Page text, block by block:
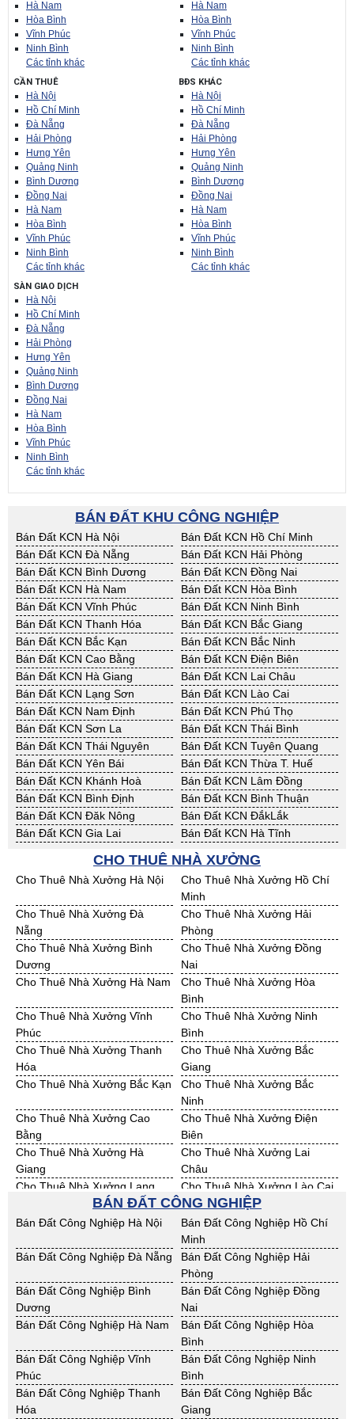
Hà Nam
Hòa Bình
Vĩnh Phúc
Ninh Bình
Các tỉnh khác
Hà Nam
Hòa Bình
Vĩnh Phúc
Ninh Bình
Các tỉnh khác
CẦN THUÊ
Hà Nội
Hồ Chí Minh
Đà Nẵng
Hải Phòng
Hưng Yên
Quảng Ninh
Bình Dương
Đồng Nai
Hà Nam
Hòa Bình
Vĩnh Phúc
Ninh Bình
Các tỉnh khác
BĐS KHÁC
Hà Nội
Hồ Chí Minh
Đà Nẵng
Hải Phòng
Hưng Yên
Quảng Ninh
Bình Dương
Đồng Nai
Hà Nam
Hòa Bình
Vĩnh Phúc
Ninh Bình
Các tỉnh khác
SÀN GIAO DỊCH
Hà Nội
Hồ Chí Minh
Đà Nẵng
Hải Phòng
Hưng Yên
Quảng Ninh
Bình Dương
Đồng Nai
Hà Nam
Hòa Bình
Vĩnh Phúc
Ninh Bình
Các tỉnh khác
BÁN ĐẤT KHU CÔNG NGHIỆP
Bán Đất KCN Hà Nội
Bán Đất KCN Hồ Chí Minh
Bán Đất KCN Đà Nẵng
Bán Đất KCN Hải Phòng
Bán Đất KCN Bình Dương
Bán Đất KCN Đồng Nai
Bán Đất KCN Hà Nam
Bán Đất KCN Hòa Bình
Bán Đất KCN Vĩnh Phúc
Bán Đất KCN Ninh Bình
Bán Đất KCN Thanh Hóa
Bán Đất KCN Bắc Giang
Bán Đất KCN Bắc Kạn
Bán Đất KCN Bắc Ninh
Bán Đất KCN Cao Bằng
Bán Đất KCN Điện Biên
Bán Đất KCN Hà Giang
Bán Đất KCN Lai Châu
Bán Đất KCN Lạng Sơn
Bán Đất KCN Lào Cai
Bán Đất KCN Nam Định
Bán Đất KCN Phú Thọ
Bán Đất KCN Sơn La
Bán Đất KCN Thái Bình
Bán Đất KCN Thái Nguyên
Bán Đất KCN Tuyên Quang
Bán Đất KCN Yên Bái
Bán Đất KCN Thừa T. Huế
Bán Đất KCN Khánh Hoà
Bán Đất KCN Lâm Đồng
Bán Đất KCN Bình Định
Bán Đất KCN Bình Thuận
Bán Đất KCN Đăk Nông
Bán Đất KCN ĐắkLắk
Bán Đất KCN Gia Lai
Bán Đất KCN Hà Tĩnh
Bán Đất KCN Nghệ An
Bán Đất KCN Ninh Thuận
Bán Đất KCN Phú Yên
Bán Đất KCN Quảng Bình
Bán Đất KCN Quảng Nam
Bán Đất KCN Quảng Ngãi
Bán Đất KCN Bà Rịa - VT
Bán Đất KCN Cần Thơ
Bán Đất KCN An Giang
Bán Đất KCN Bạc Liêu
Bán Đất KCN Bến Tre
Bán Đất KCN Bình Phước
Bán Đất KCN Cà Mau
Bán Đất KCN Đồng Tháp
Bán Đất KCN Hậu Giang
Bán Đất KCN Kiên Giang
Bán Đất KCN Long An
Bán Đất KCN Sóc Trăng
Bán Đất KCN Tây Ninh
Bán Đất KCN Tiền Giang
Bán Đất KCN Trà Vinh
Bán Đất KCN Vĩnh Long
Bán Đất KCN Hải Dương
Bán Đất KCN Hưng Yên
Bán Đất KCN Quảng Ninh
CHO THUÊ NHÀ XƯỞNG
Cho Thuê Nhà Xưởng Hà Nội
Cho Thuê Nhà Xưởng Hồ Chí
Minh
Cho Thuê Nhà Xưởng Đà
Nẵng
Cho Thuê Nhà Xưởng Hải
Phòng
Cho Thuê Nhà Xưởng Bình
Dương
Cho Thuê Nhà Xưởng Đồng
Nai
Cho Thuê Nhà Xưởng Hà Nam
Cho Thuê Nhà Xưởng Hòa
Bình
Cho Thuê Nhà Xưởng Vĩnh
Phúc
Cho Thuê Nhà Xưởng Ninh
Bình
Cho Thuê Nhà Xưởng Thanh
Hóa
Cho Thuê Nhà Xưởng Bắc
Giang
Cho Thuê Nhà Xưởng Bắc Kạn
Cho Thuê Nhà Xưởng Bắc
Ninh
Cho Thuê Nhà Xưởng Cao
Bằng
Cho Thuê Nhà Xưởng Điện
Biên
Cho Thuê Nhà Xưởng Hà
Giang
Cho Thuê Nhà Xưởng Lai
Châu
Cho Thuê Nhà Xưởng Lạng
Cho Thuê Nhà Xưởng Lào Cai
Cho Thuê Nhà Xưởng Nam
Cho Thuê Nhà Xưởng Phú Thọ
Cho Thuê Nhà Xưởng Sơn La
Cho Thuê Nhà Xưởng Thái
Bình
Cho Thuê Nhà Xưởng Thái
Nguyên
Cho Thuê Nhà Xưởng Tuyên
Quang
Cho Thuê Nhà Xưởng Yên Bái
Cho Thuê Nhà Xưởng Thừa T.
Huế
Cho Thuê Nhà Xưởng Khánh
Hoà
Cho Thuê Nhà Xưởng Lâm
Đồng
Cho Thuê Nhà Xưởng Bình
Định
Cho Thuê Nhà Xưởng Bình
Thuận
BÁN ĐẤT CÔNG NGHIỆP
Bán Đất Công Nghiệp Hà Nội
Bán Đất Công Nghiệp Hồ Chí
Minh
Bán Đất Công Nghiệp Đà Nẵng
Bán Đất Công Nghiệp Hải
Phòng
Bán Đất Công Nghiệp Bình
Dương
Bán Đất Công Nghiệp Đồng
Nai
Bán Đất Công Nghiệp Hà Nam
Bán Đất Công Nghiệp Hòa
Bình
Bán Đất Công Nghiệp Vĩnh
Phúc
Bán Đất Công Nghiệp Ninh
Bình
Bán Đất Công Nghiệp Thanh
Hóa
Bán Đất Công Nghiệp Bắc
Giang